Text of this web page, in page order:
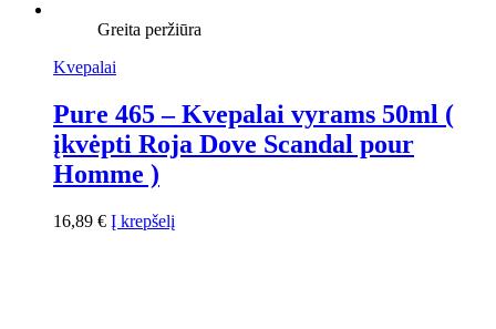
Greita peržiūra
Kvepalai
Pure 465 – Kvepalai vyrams 50ml (
įkvėpti Roja Dove Scandal pour
Homme )
16,89 € Į krepšelį